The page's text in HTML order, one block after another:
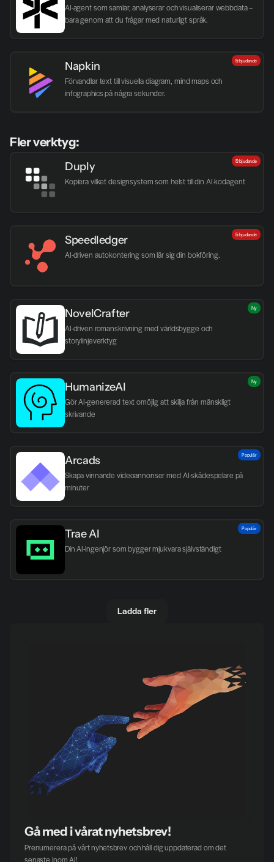
AI-agent som samlar, analyserar och visualiserar webbdata –
bara genom att du frågar med naturligt språk.
Napkin
Förvandlar text till visuella diagram, mind maps och
infographics på några sekunder.
Erbjudande
Fler verktyg:
Duply
Kopiera vilket designsystem som helst till din AI-kodagent
Erbjudande
Speedledger
AI-driven autokontering som lär sig din bokföring.
Erbjudande
NovelCrafter
AI-driven romanskrivning med världsbygge och
storylinjeverktyg
Ny
HumanizeAI
Gör AI-genererad text omöjlig att skilja från mänskligt
skrivande
Ny
Arcads
Skapa vinnande videoannonser med AI-skådespelare på
minuter
Populär
Trae AI
Din AI-ingenjör som bygger mjukvara självständigt
Populär
Ladda fler
Gå med i vårat nyhetsbrev!
Prenumerera på vårt nyhetsbrev och håll dig uppdaterad om det
senaste inom AI!